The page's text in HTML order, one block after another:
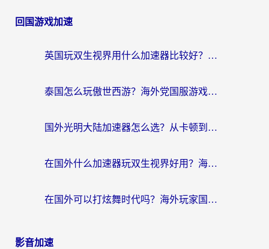
回国游戏加速
英国玩双生视界用什么加速器比较好？海外党亲测有效的国服游戏加速方案
泰国怎么玩傲世西游？海外党国服游戏加速终极攻略（附光明大陆量子特攻实测）
国外光明大陆加速器怎么选？从卡顿到丝滑的终极指南（含德国玩走开外星人墨西哥玩俄罗斯方块技巧）
在国外什么加速器玩双生视界好用？海外党亲测不踩坑的终极指南
在国外可以打炫舞时代吗？海外玩家国服游戏加速全攻略（附实测推荐）
影音加速